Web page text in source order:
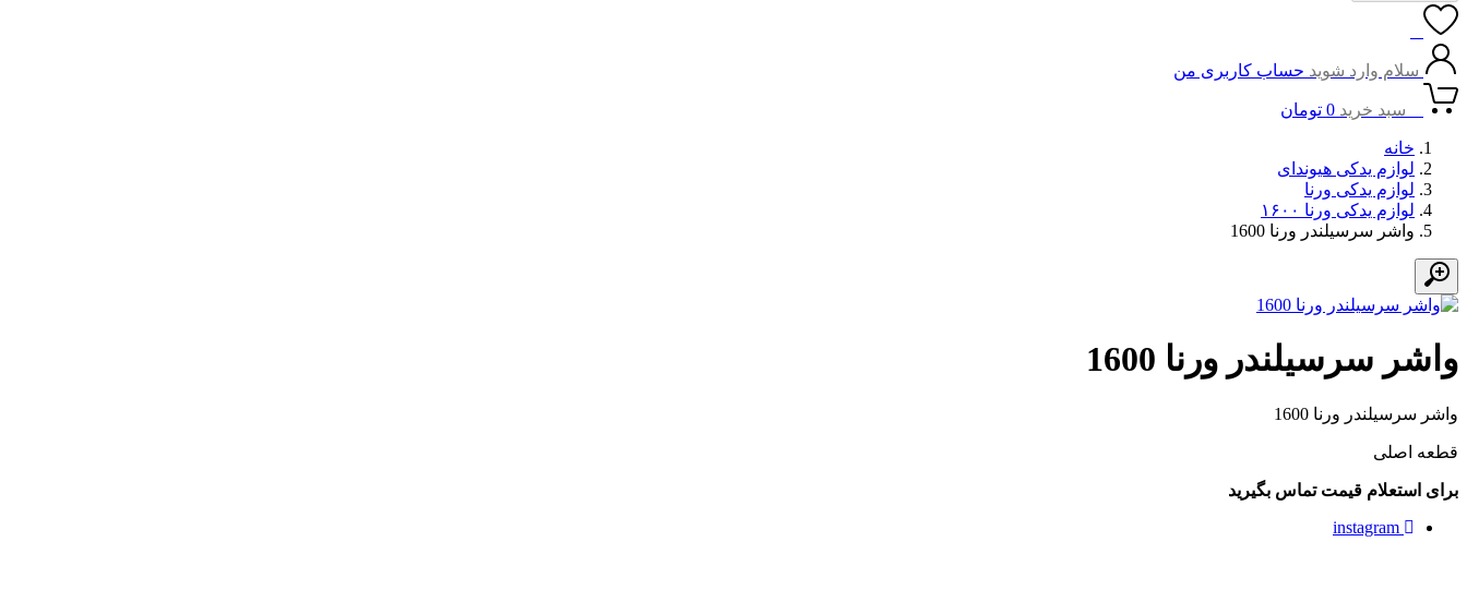
سلام وارد شوید حساب کاربری من
سبد خرید 0 تومان
خانه
لوازم یدکی هیوندای
لوازم یدکی ورنا
لوازم یدکی ورنا ۱۶۰۰
واشر سرسیلندر ورنا 1600
واشر سرسیلندر ورنا 1600
واشر سرسیلندر ورنا 1600
قطعه اصلی
برای استعلام قیمت تماس بگیرید
instagram